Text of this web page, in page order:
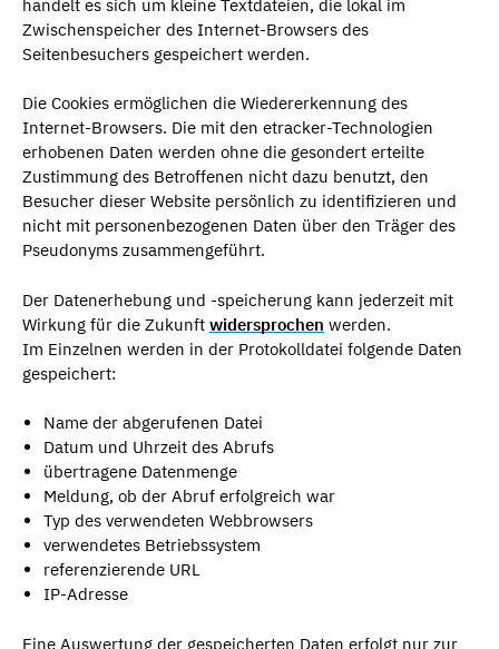
handelt es sich um kleine Textdateien, die lokal im
Zwischenspeicher des Internet-Browsers des
Seitenbesuchers gespeichert werden.
Die Cookies ermöglichen die Wiedererkennung des
Internet-Browsers. Die mit den etracker-Technologien
erhobenen Daten werden ohne die gesondert erteilte
Zustimmung des Betroffenen nicht dazu benutzt, den
Besucher dieser Website persönlich zu identifizieren und
nicht mit personenbezogenen Daten über den Träger des
Pseudonyms zusammengeführt.
Der Datenerhebung und -speicherung kann jederzeit mit
Wirkung für die Zukunft widersprochen werden.
Im Einzelnen werden in der Protokolldatei folgende Daten
gespeichert:
Name der abgerufenen Datei
Datum und Uhrzeit des Abrufs
übertragene Datenmenge
Meldung, ob der Abruf erfolgreich war
Typ des verwendeten Webbrowsers
verwendetes Betriebssystem
referenzierende URL
IP-Adresse
Eine Auswertung der gespeicherten Daten erfolgt nur zur